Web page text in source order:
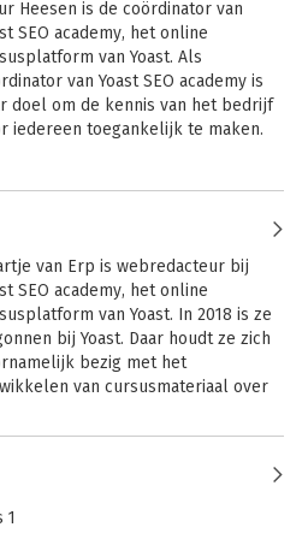
Heesen is de coördinator van
SEO academy, het online
van Yoast. Als
van Yoast SEO academy is
doel om de kennis van het bedrijf
iedereen toegankelijk te maken.
van Erp is webredacteur bij
SEO academy, het online
van Yoast. In 2018 is ze
bij Yoast. Daar houdt ze zich
bezig met het
van cursusmateriaal over
1